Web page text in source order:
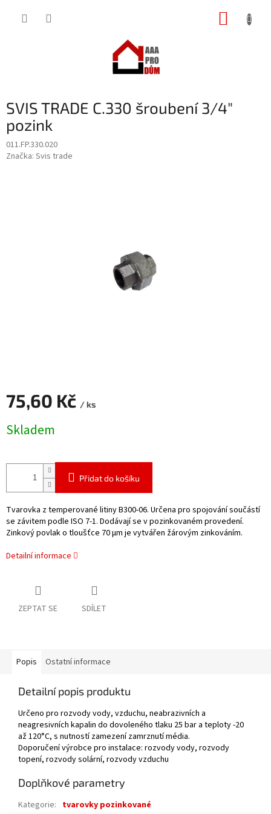
SVIS TRADE C.330 šroubení 3/4"
pozink
011.FP.330.020
Značka: Svis trade
75,60 Kč / ks
cena:
Skladem
Přidat do košíku
Tvarovka z temperované litiny B300-06. Určena pro spojování součástí
se závitem podle ISO 7-1. Dodávají se v pozinkovaném provedení.
Zinkový povlak o tloušťce 70 μm je vytvářen žárovým zinkováním.
Detailní informace
ZEPTAT SE SDÍLET
Popis Ostatní informace
Detailní popis produktu
Určeno pro rozvody vody, vzduchu, neabrazivních a
neagresivních kapalin do dovoleného tlaku 25 bar a teploty -20
až 120°C, s nutností zamezení zamrznutí média.
Doporučení výrobce pro instalace: rozvody vody, rozvody
topení, rozvody solární, rozvody vzduchu
Doplňkové parametry
Kategorie: tvarovky pozinkované